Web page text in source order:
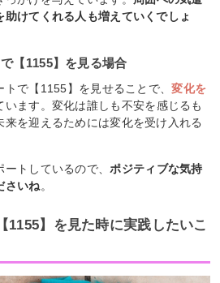
けてくれる人も増えていくでしょ
【1155】を見る場合
トで【1155】を見せることで、変化を
います。変化は誰しも不安を感じるも
を迎えるためには変化を受け入れる
トしているので、 ポジティブな気持
さいね。
1155】を見た時に実践したいこ